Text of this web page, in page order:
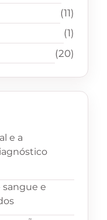
(11)
(1)
(20)
e a
sangue e